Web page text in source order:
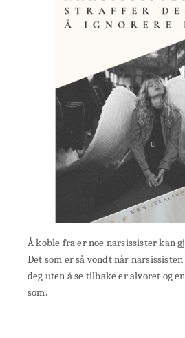
Å koble fra er noe narsissister kan
Det som er så vondt når
deg uten å se tilbake er alvoret og
som.